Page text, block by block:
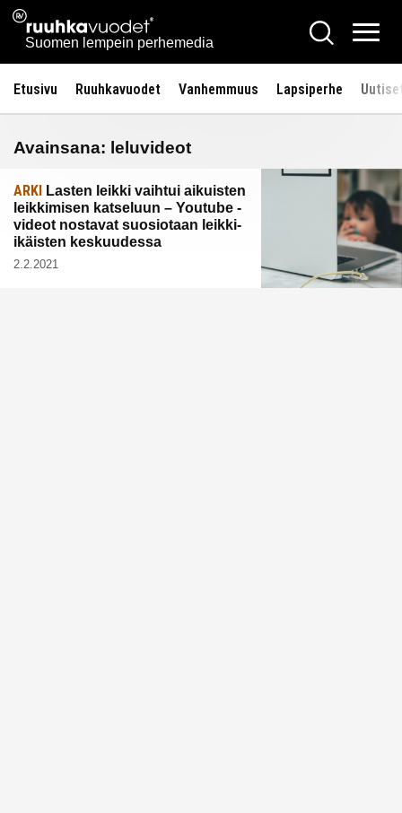
Siirry
sisältöön
Ruuhkavuodet.fi
Suomen lempein perhemedia
Hae
Etusivu Ruuhkavuodet Vanhemmuus Lapsiperhe
Avainsana: leluvideot
ARKI Lasten leikki vaihtui aikuisten
leikkimisen katseluun – Youtube -
videot nostavat suosiotaan leikki-
ikäisten keskuudessa
2.2.2021